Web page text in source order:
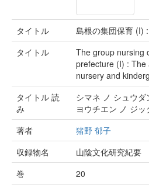
タイトル
島根の集団保育 (I)
タイトル
The group nursing
prefecture (I) : The
nursery and
タイトル 読
み
シマネ ノ シュウ
ヨウチエン ノ ジッ
著者
猪野 郁子
収録物名
山陰文化研究紀要
巻
20